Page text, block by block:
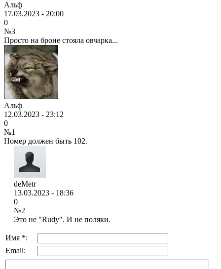
Альф
17.03.2023 - 20:00
0
№3
Просто на броне стояла овчарка...
Альф
12.03.2023 - 23:12
0
№1
Номер должен быть 102.
deMetr
13.03.2023 - 18:36
0
№2
Это не "Rudy". И не поляки.
Имя *:
Email: